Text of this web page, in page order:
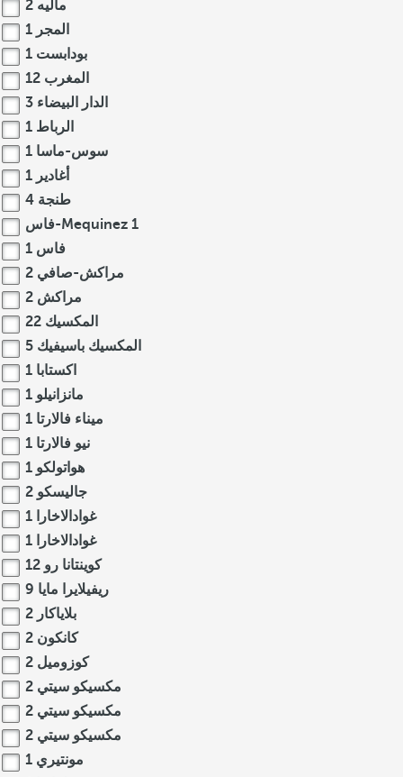
ماليه 2
المجر 1
بودابست 1
المغرب 12
الدار البيضاء 3
الرباط 1
سوس-ماسا 1
أغادير 1
طنجة 4
فاس-Mequinez 1
فاس 1
مراكش-صافي 2
مراكش 2
المكسيك 22
المكسيك باسيفيك 5
اكستابا 1
مانزانيلو 1
ميناء فالارتا 1
نيو فالارتا 1
هواتولكو 1
جاليسكو 2
غوادالاخارا 1
غوادالاخارا 1
كوينتانا رو 12
ريفيلايرا مايا 9
بلاياكار 2
كانكون 2
كوزوميل 2
مكسيكو سيتي 2
مكسيكو سيتي 2
مكسيكو سيتي 2
مونتيري 1